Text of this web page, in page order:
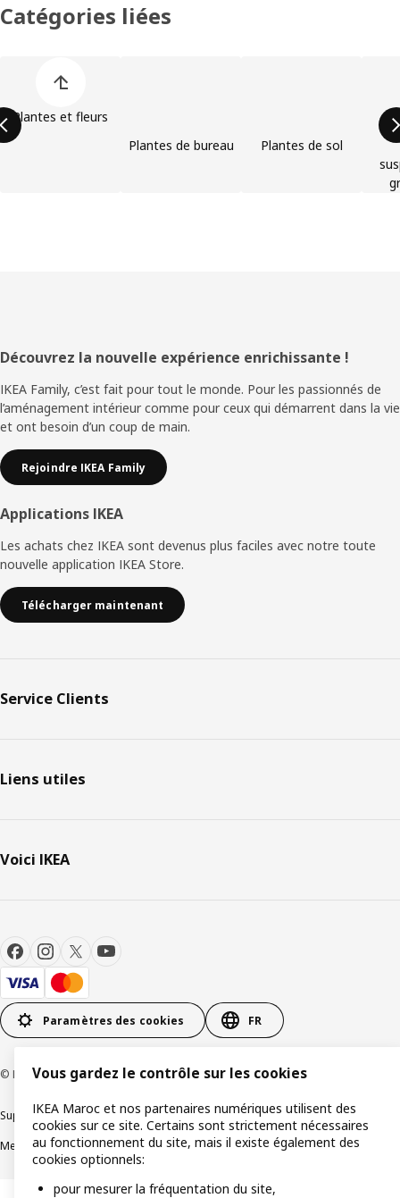
Catégories liées
Plantes et fleurs
Plantes de bureau
Plantes de sol
Pied
de
page
Découvrez la nouvelle expérience enrichissante !
IKEA Family, c’est fait pour tout le monde. Pour les passionnés de
l’aménagement intérieur comme pour ceux qui démarrent dans la vie
et ont besoin d’un coup de main.
Rejoindre IKEA Family
Applications IKEA
Les achats chez IKEA sont devenus plus faciles avec notre toute
nouvelle application IKEA Store.
Télécharger maintenant
Service Clients
Liens utiles
Voici IKEA
Paramètres des cookies FR
© Inter IKEA Systems B.V. 1999-2026
Support produitPolitique de confidentialitéPolitique de cookies
Mentions légalesAchat en ligne Termes et conditions
Vous gardez le contrôle sur les cookies
IKEA Maroc et nos partenaires numériques utilisent des
cookies sur ce site. Certains sont strictement nécessaires
au fonctionnement du site, mais il existe également des
cookies optionnels:
pour mesurer la fréquentation du site,